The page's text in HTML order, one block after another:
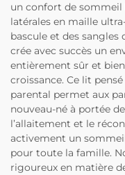
un confort de sommeil
latérales en maille
bascule et des sangles
crée avec succès un
entièrement sûr et
croissance. Ce lit
parental permet aux
nouveau-né à portée
l’allaitement et le
activement un
pour toute la famille.
rigoureux en matière